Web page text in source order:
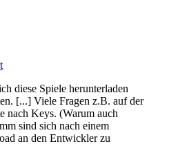
diese Spiele herunterladen
[...] Viele Fragen z.B. auf der
nach Keys. (Warum auch
sind sich nach einem
an den Entwickler zu